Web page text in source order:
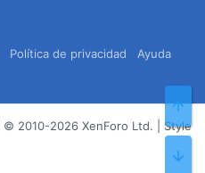
Política de privacidad
Ayuda
© 2010-2026 XenForo Ltd.
Style